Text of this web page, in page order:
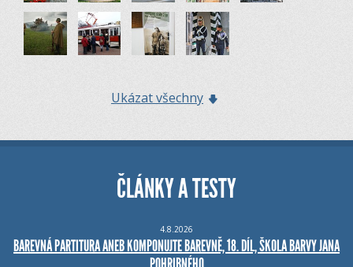
Ukázat všechny
ČLÁNKY A TESTY
4.8.2026
BAREVNÁ PARTITURA ANEB KOMPONUJTE BAREVNĚ, 18. DÍL, ŠKOLA BARVY JANA